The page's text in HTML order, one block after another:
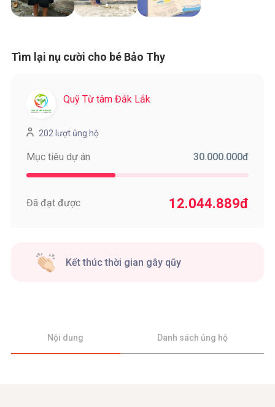
Tìm lại nụ cười cho bé Bảo Thy
Quỹ Từ tâm Đắk Lắk
202 lượt ủng hộ
Mục tiêu dự án 30.000.000đ
Đã đạt được 12.044.889đ
Kết thúc thời gian gây qũy
Nội dung Danh sách ủng hộ